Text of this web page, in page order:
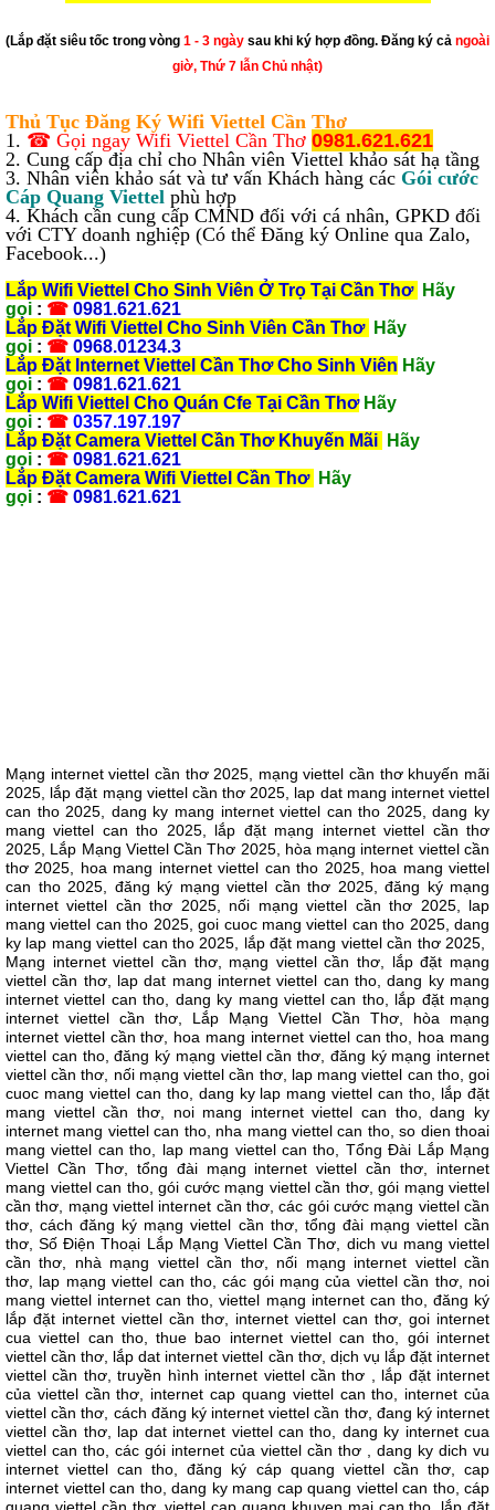
(Lắp đặt siêu tốc trong vòng 1 - 3 ngày sau khi ký hợp đồng. Đăng ký cả ngoài
giờ, Thứ 7 lẫn Chủ nhật)
Thủ Tục Đăng Ký Wifi Viettel Cần Thơ
1. ☎ Gọi ngay Wifi Viettel Cần Thơ 0981.621.621
2. Cung cấp địa chỉ cho Nhân viên Viettel khảo sát hạ tầng
3. Nhân viên khảo sát và tư vấn Khách hàng các Gói cước
Cáp Quang Viettel phù hợp
4. Khách cần cung cấp CMND đối với cá nhân, GPKD đối
với CTY doanh nghiệp (Có thể Đăng ký Online qua Zalo,
Facebook...)
Lắp Wifi Viettel Cho Sinh Viên Ở Trọ Tại Cần Thơ Hãy
gọi : ☎ 0981.621.621
Lắp Đặt Wifi Viettel Cho Sinh Viên Cần Thơ Hãy
gọi : ☎ 0968.01234.3
Lắp Đặt Internet Viettel Cần Thơ Cho Sinh Viên Hãy
gọi : ☎ 0981.621.621
Lắp Wifi Viettel Cho Quán Cfe Tại Cần Thơ Hãy
gọi : ☎ 0357.197.197
Lắp Đặt Camera Viettel Cần Thơ Khuyến Mãi
Hãy
gọi : ☎ 0981.621.621
Lắp Đặt Camera Wifi Viettel Cần Thơ Hãy
gọi : ☎ 0981.621.621
Mạng internet viettel cần thơ 2025, mạng viettel cần thơ khuyến mãi
2025, lắp đặt mạng viettel cần thơ 2025, lap dat mang internet viettel
can tho 2025, dang ky mang internet viettel can tho 2025, dang ky
mang viettel can tho 2025, lắp đặt mạng internet viettel cần thơ
2025, Lắp Mạng Viettel Cần Thơ 2025, hòa mạng internet viettel cần
thơ 2025, hoa mang internet viettel can tho 2025, hoa mang viettel
can tho 2025, đăng ký mạng viettel cần thơ 2025, đăng ký mạng
internet viettel cần thơ 2025, nối mạng viettel cần thơ 2025, lap
mang viettel can tho 2025, goi cuoc mang viettel can tho 2025, dang
ky lap mang viettel can tho 2025, lắp đặt mang viettel cần thơ 2025,
Mạng internet viettel cần thơ, mạng viettel cần thơ, lắp đặt mạng
viettel cần thơ, lap dat mang internet viettel can tho, dang ky mang
internet viettel can tho, dang ky mang viettel can tho, lắp đặt mạng
internet viettel cần thơ, Lắp Mạng Viettel Cần Thơ, hòa mạng
internet viettel cần thơ, hoa mang internet viettel can tho, hoa mang
viettel can tho, đăng ký mạng viettel cần thơ, đăng ký mạng internet
viettel cần thơ, nối mạng viettel cần thơ, lap mang viettel can tho, goi
cuoc mang viettel can tho, dang ky lap mang viettel can tho, lắp đặt
mang viettel cần thơ, noi mang internet viettel can tho, dang ky
internet mang viettel can tho, nha mang viettel can tho, so dien thoai
mang viettel can tho, lap mang viettel can tho, Tổng Đài Lắp Mạng
Viettel Cần Thơ, tổng đài mạng internet viettel cần thơ, internet
mang viettel can tho, gói cước mạng viettel cần thơ, gói mạng viettel
cần thơ, mạng viettel internet cần thơ, các gói cước mạng viettel cần
thơ, cách đăng ký mạng viettel cần thơ, tổng đài mạng viettel cần
thơ, Số Điện Thoại Lắp Mạng Viettel Cần Thơ , dich vu mang viettel
cần thơ, nhà mạng viettel cần thơ, nối mạng internet viettel cần
thơ, lap mạng viettel can tho, các gói mạng của viettel cần thơ, noi
mang viettel internet can tho, viettel mạng internet can tho, đăng ký
lắp đặt internet viettel cần thơ, internet viettel can thơ, goi internet
cua viettel can tho, thue bao internet viettel can tho, gói internet
viettel cần thơ, lắp dat internet viettel cần thơ, dịch vụ lắp đặt internet
viettel cần thơ, truyền hình internet viettel cần thơ , lắp đặt internet
của viettel cần thơ, internet cap quang viettel can tho, internet của
viettel cần thơ, cách đăng ký internet viettel cần thơ, đang ký internet
viettel cần thơ, lap dat internet viettel can tho, dang ky internet cua
viettel can tho, các gói internet của viettel cần thơ , dang ky dich vu
internet viettel can tho, đăng ký cáp quang viettel cần thơ, cap
internet viettel can tho, dang ky mang cap quang viettel can tho, cáp
quang viettel cần thơ, viettel cap quang khuyen mai can tho, lắp đặt